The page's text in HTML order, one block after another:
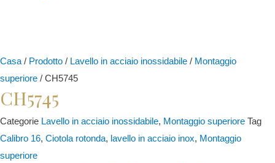
Casa / Prodotto / Lavello in acciaio inossidabile / Montaggio
superiore / CH5745
CH5745
Categorie Lavello in acciaio inossidabile, Montaggio superiore Tag
Calibro 16, Ciotola rotonda, lavello in acciaio inox, Montaggio
superiore